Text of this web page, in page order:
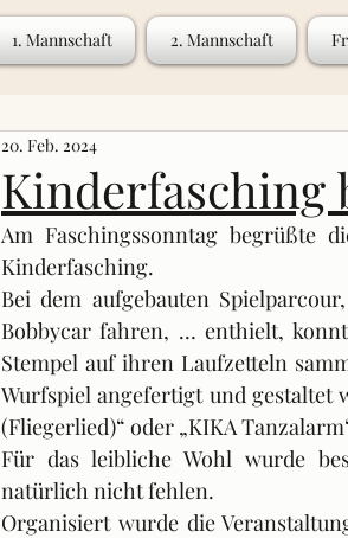
1. Mannschaft 2. Mannschaft
Kinderfasching
20. Feb. 2024
Am Faschingssonntag begrüßte
Kinderfasching.
Bei dem aufgebauten
Bobbycar fahren, … enthielt,
Stempel auf ihren Laufzetteln
Wurfspiel angefertigt und gestaltet
(Fliegerlied)“ oder „KIKA
Für das leibliche Wohl wurde
natürlich nicht fehlen.
Organisiert wurde die